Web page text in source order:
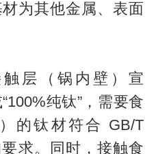
为其他金属、表面
层（锅内壁）宣
纯钛”，需要食
的钛材符合 GB/T
求。同时，接触食